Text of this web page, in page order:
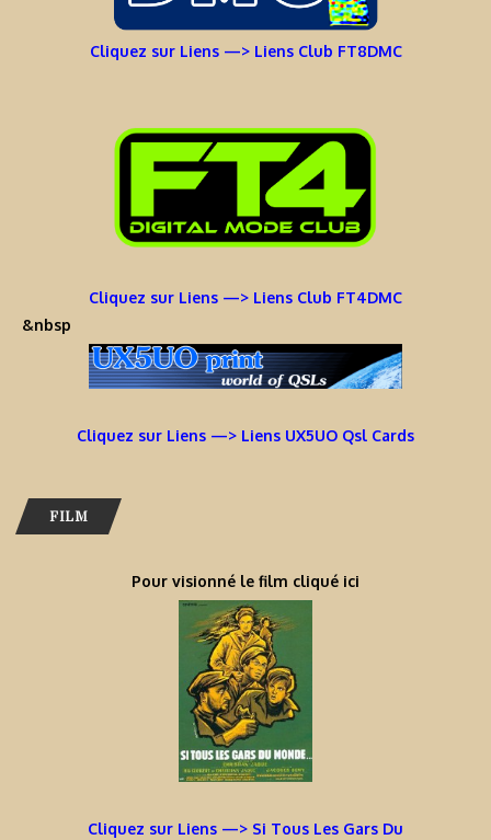
Cliquez sur Liens —> Liens Club FT8DMC
Cliquez sur Liens —> Liens Club FT4DMC
&nbsp
Cliquez sur Liens —> Liens UX5UO Qsl Cards
FILM
Pour visionné le film cliqué ici
Cliquez sur Liens —> Si Tous Les Gars Du